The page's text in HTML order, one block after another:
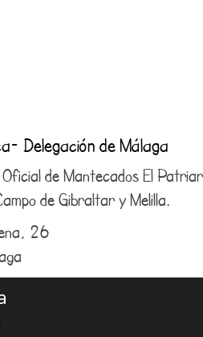
Delegación de Málaga
de Mantecados El
de Gibraltar y Melilla.
26